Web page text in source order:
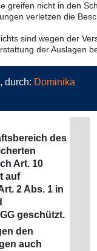
greifen nicht in den
verletzen die
sind wegen der
der Auslagen
durch: Dominika
des
Art. 10
auf
2 Abs. 1 in
geschützt.
den
auch